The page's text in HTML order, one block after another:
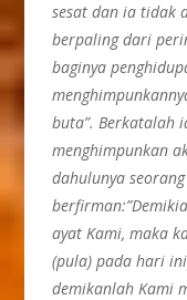
sesat dan ia tidak
berpaling dari
baginya
buta”. Berkatalah
menghimpunkan
dahulunya
ayat Kami, maka
(pula) pada hari
demikanlah Kami